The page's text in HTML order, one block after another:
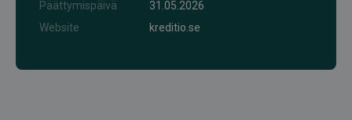
Päättymispäivä
31.05.2026
Website
kreditio.se